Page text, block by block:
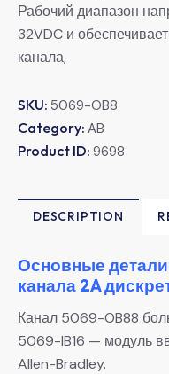
Рабочий диапазон
32VDC и
канала,
SKU: 5069-OB8
Category: AB
Product ID: 9698
DESCRIPTION
Основные
канала 2A
Канал 5069-OB88
5069-IB16 — модуль
Allen-Bradley.